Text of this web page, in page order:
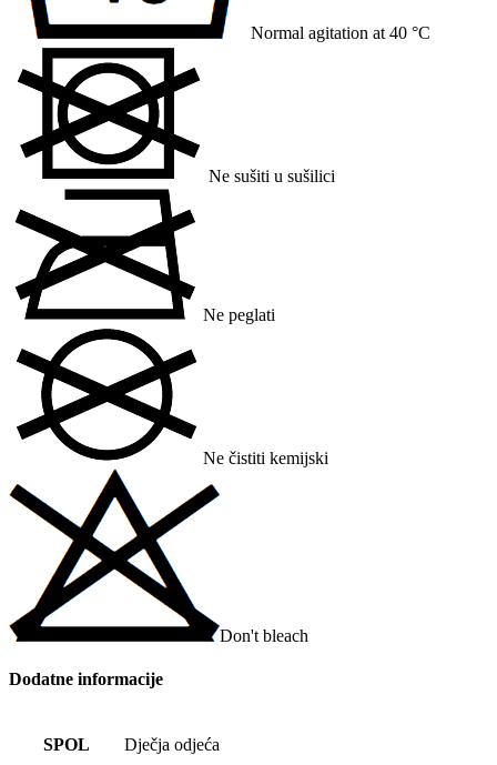
Normal agitation at 40 °C
Ne sušiti u sušilici
Ne peglati
Ne čistiti kemijski
Don't bleach
Dodatne informacije
SPOL Dječja odjeća